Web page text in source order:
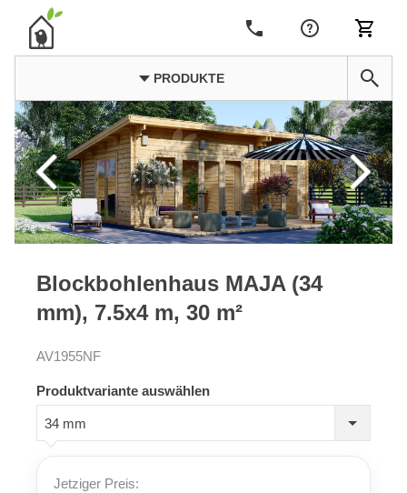
PRODUKTE
Blockbohlenhaus MAJA (34
mm), 7.5x4 m, 30 m²
AV1955NF
Produktvariante auswählen
34 mm
Jetziger Preis: